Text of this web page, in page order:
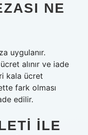
NE
uygulanır.
alınır ve iade
kala ücret
fark olması
edilir.
ILE